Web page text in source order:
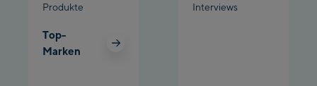
Produkte
Top-
Marken
Interviews